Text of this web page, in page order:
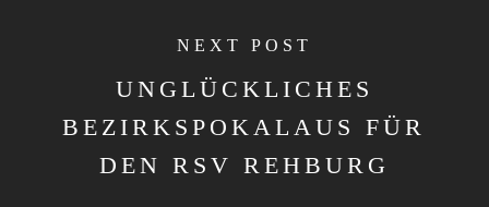
NEXT POST
UNGLÜCKLICHES
BEZIRKSPOKALAUS FÜR
DEN RSV REHBURG